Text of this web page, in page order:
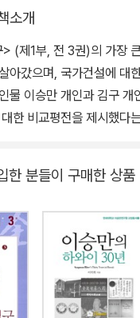
(Ⅰ~Ⅴ)》(편)(1976) 등이 있
등 이 있다.
소개
(제1부, 전 3권)의 가장
아갔으며, 국가건설에 대
물 이승만 개인과 김구 개
비교평전을 제시했다는 데 있다.
. 둘 다 궁핍한 가정환경에
는 자부심을, 김구는 심한
다. 이 정치적 사회화의 과
차이, 해방 이후의 정치적
이 된다. 두 사람은 이 정
까지 이 나라 근대사의 핵
한 분들이 구매한 상품